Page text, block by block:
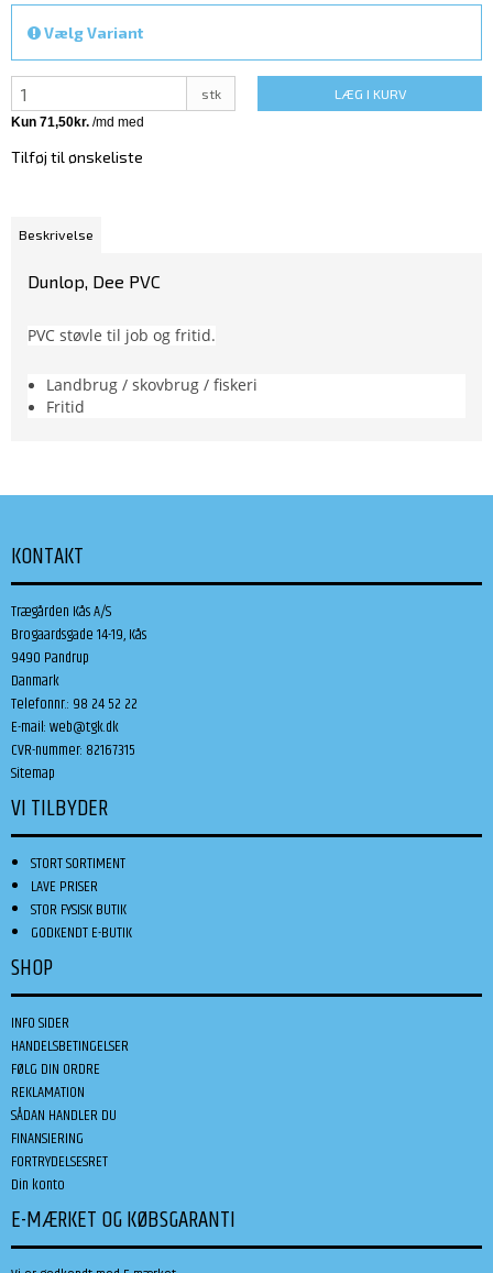
Vælg Variant
stk LÆG I KURV
Tilføj til ønskeliste
Beskrivelse
Dunlop, Dee PVC
PVC støvle til job og fritid.
Landbrug / skovbrug / fiskeri
Fritid
KONTAKT
Trægården Kås A/S
Brogaardsgade 14-19, Kås
9490 Pandrup
Danmark
Telefonnr.: 98 24 52 22
E-mail:web@tgk.dk
CVR-nummer: 82167315
Sitemap
VI TILBYDER
STORT SORTIMENT
LAVE PRISER
STOR FYSISK BUTIK
GODKENDT E-BUTIK
SHOP
INFO SIDER
HANDELSBETINGELSER
FØLG DIN ORDRE
REKLAMATION
SÅDAN HANDLER DU
FINANSIERING
FORTRYDELSESRET
Din konto
E-MÆRKET OG KØBSGARANTI